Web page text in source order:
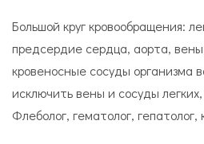
Большой круг кровообращения:
предсердие сердца, аорта,
кровеносные сосуды организма
исключить вены и сосуды
Флеболог, гематолог, гепатолог,